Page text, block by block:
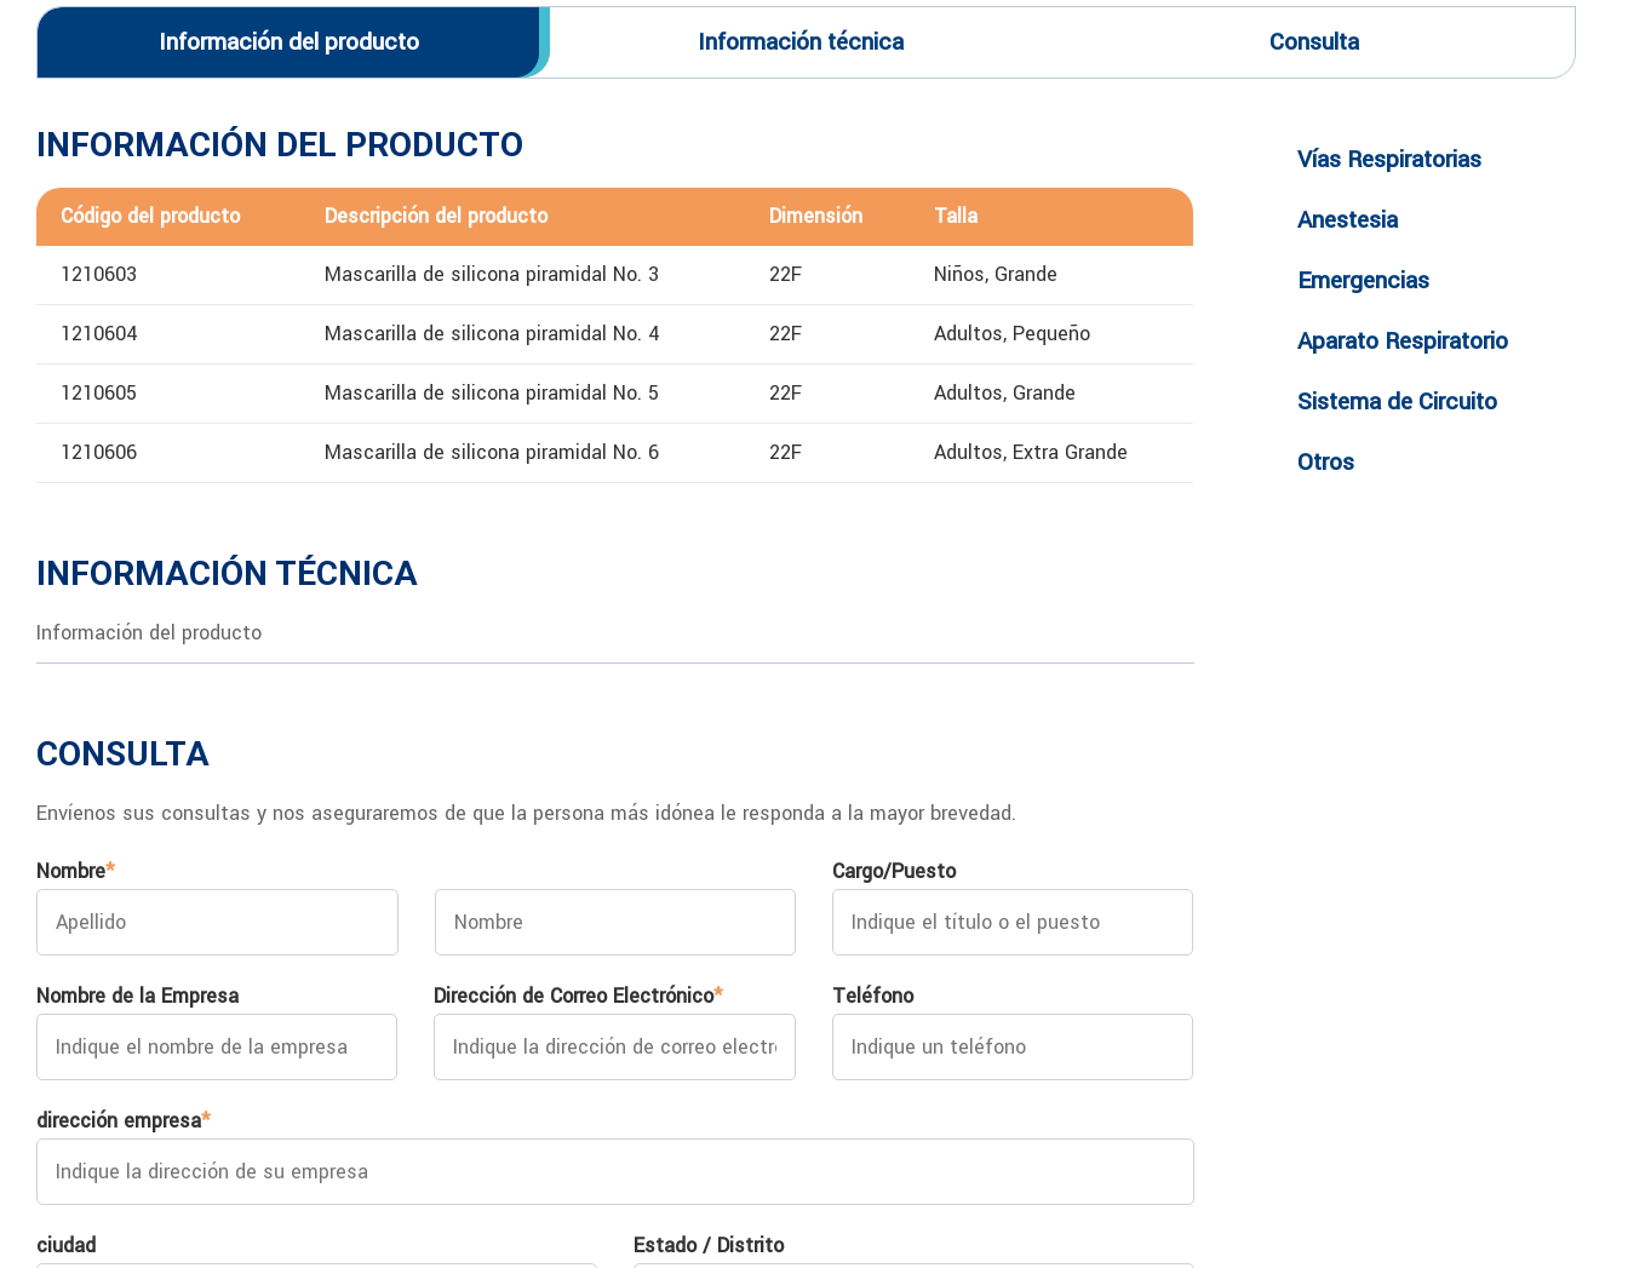
Información del producto Información técnica Consulta
INFORMACIÓN DEL PRODUCTO
Código del producto Descripción del producto Dimensión Talla
1210603 Mascarilla de silicona piramidal No. 3 22F Niños, Grande
1210604 Mascarilla de silicona piramidal No. 4 22F Adultos, Pequeño
1210605 Mascarilla de silicona piramidal No. 5 22F Adultos, Grande
1210606 Mascarilla de silicona piramidal No. 6 22F Adultos, Extra Grande
INFORMACIÓN TÉCNICA
Información del producto
CONSULTA
Envíenos sus consultas y nos aseguraremos de que la persona más idónea le responda a la mayor brevedad.
Nombre* Cargo/Puesto
Nombre de la Empresa Dirección de Correo Electrónico* Teléfono
dirección empresa*
ciudad Estado / Distrito
Vías Respiratorias
Anestesia
Emergencias
Aparato Respiratorio
Sistema de Circuito
Otros